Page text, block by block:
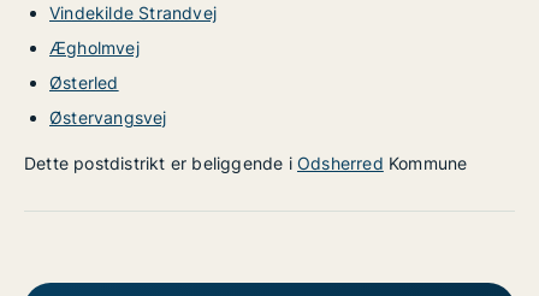
Vindekilde Strandvej
Ægholmvej
Østerled
Østervangsvej
Dette postdistrikt er beliggende i Odsherred Kommune